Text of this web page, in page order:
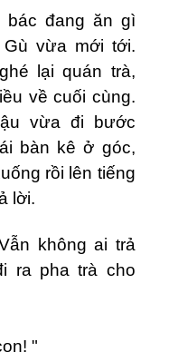
bác đang ăn gì
vừa mới tới.
lại quán trà,
về cuối cùng.
vừa đi bước
bàn kê ở góc,
rồi lên tiếng
lời.
không ai trả
ra pha trà cho
"